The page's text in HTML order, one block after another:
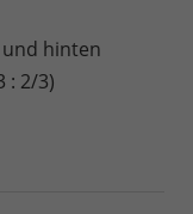
hinten
: 2/3)